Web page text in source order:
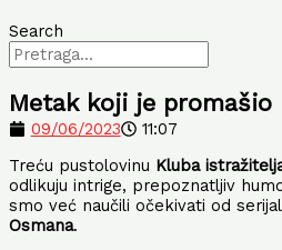
Search
Metak koji je promašio
09/06/2023
11:07
Treću pustolovinu Kluba
odlikuju intrige, prepoznatljiv
smo već naučili očekivati od
Osmana.